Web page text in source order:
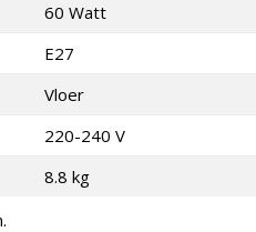
60 Watt
E27
Vloer
220-240 V
8.8 kg